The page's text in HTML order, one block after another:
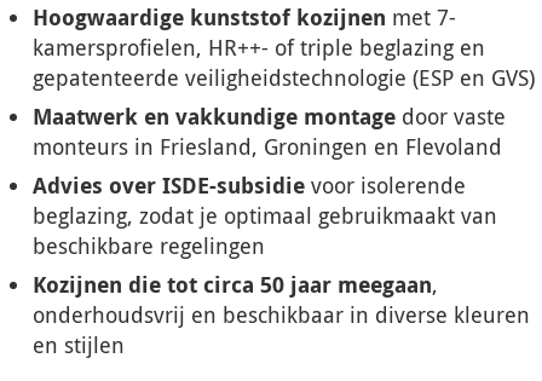
Hoogwaardige kunststof kozijnen met 7-
kamersprofielen, HR++- of triple beglazing en
gepatenteerde veiligheidstechnologie (ESP en GVS)
Maatwerk en vakkundige montage door vaste
monteurs in Friesland, Groningen en Flevoland
Advies over ISDE-subsidie voor isolerende
beglazing, zodat je optimaal gebruikmaakt van
beschikbare regelingen
Kozijnen die tot circa 50 jaar meegaan,
onderhoudsvrij en beschikbaar in diverse kleuren
en stijlen